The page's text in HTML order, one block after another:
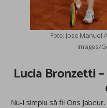
Foto: Jose Manuel
Images/
Lucia Bronzetti –
Nu-i simplu să fii Ons